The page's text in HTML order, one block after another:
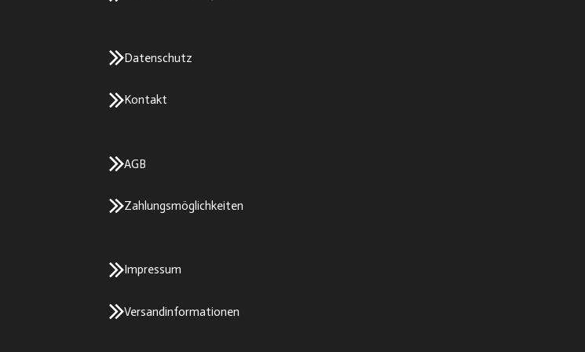
Datenschutz
Kontakt
AGB
Zahlungsmöglichkeiten
Impressum
Versandinformationen